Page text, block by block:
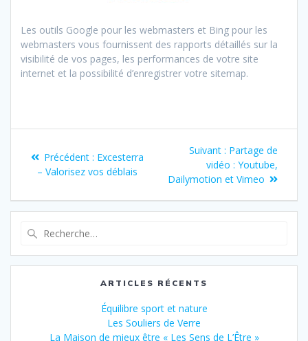
Les outils Google pour les webmasters et Bing pour les
webmasters vous fournissent des rapports détaillés sur la
visibilité de vos pages, les performances de votre site
internet et la possibilité d’enregistrer votre sitemap.
Précédent : Excesterra
– Valorisez vos déblais
Suivant : Partage de
vidéo : Youtube,
Dailymotion et Vimeo
ARTICLES RÉCENTS
Équilibre sport et nature
Les Souliers de Verre
La Maison de mieux être « Les Sens de L’Être »